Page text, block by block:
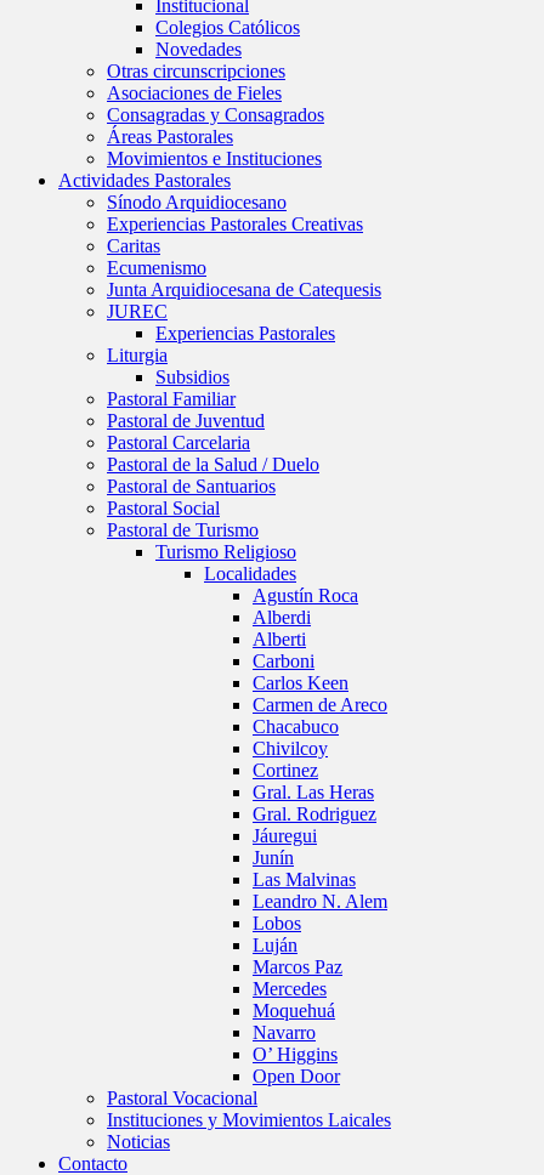
Institucional
Colegios Católicos
Novedades
Otras circunscripciones
Asociaciones de Fieles
Consagradas y Consagrados
Áreas Pastorales
Movimientos e Instituciones
Actividades Pastorales
Sínodo Arquidiocesano
Experiencias Pastorales Creativas
Caritas
Ecumenismo
Junta Arquidiocesana de Catequesis
JUREC
Experiencias Pastorales
Liturgia
Subsidios
Pastoral Familiar
Pastoral de Juventud
Pastoral Carcelaria
Pastoral de la Salud / Duelo
Pastoral de Santuarios
Pastoral Social
Pastoral de Turismo
Turismo Religioso
Localidades
Agustín Roca
Alberdi
Alberti
Carboni
Carlos Keen
Carmen de Areco
Chacabuco
Chivilcoy
Cortinez
Gral. Las Heras
Gral. Rodriguez
Jáuregui
Junín
Las Malvinas
Leandro N. Alem
Lobos
Luján
Marcos Paz
Mercedes
Moquehuá
Navarro
O’ Higgins
Open Door
Pastoral Vocacional
Instituciones y Movimientos Laicales
Noticias
Contacto